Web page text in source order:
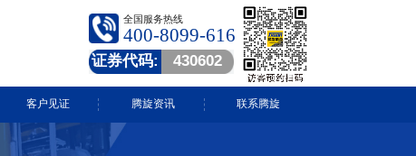
全国服务热线
400-8099-616
证券代码: 430602
客户见证 腾旋资讯 联系腾旋